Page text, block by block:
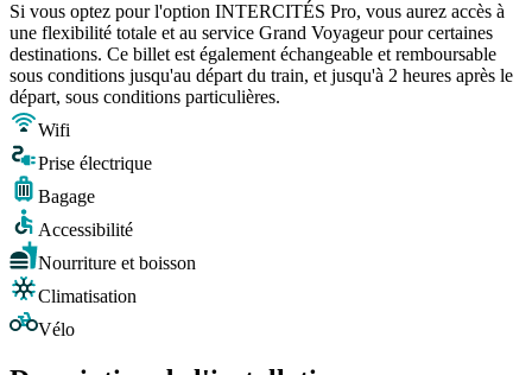
Si vous optez pour l'option INTERCITÉS Pro, vous aurez accès à
une flexibilité totale et au service Grand Voyageur pour certaines
destinations. Ce billet est également échangeable et remboursable
sous conditions jusqu'au départ du train, et jusqu'à 2 heures après le
départ, sous conditions particulières.
Wifi
Prise électrique
Bagage
Accessibilité
Nourriture et boisson
Climatisation
Vélo